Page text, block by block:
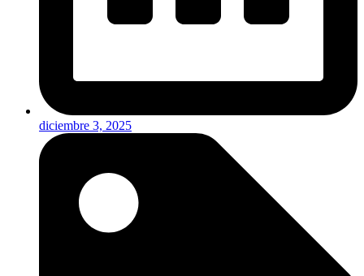
diciembre 3, 2025